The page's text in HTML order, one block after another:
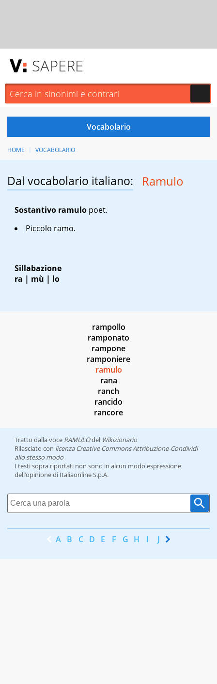
SAPERE
HOME VOCABOLARIO
Dal vocabolario italiano: Ramulo
Sostantivo ramulo poet.
Piccolo ramo.
Sillabazione
ra | mù | lo
rampollo
ramponato
rampone
ramponiere
ramulo
rana
ranch
rancido
rancore
Tratto dalla voce RAMULOdel Wikizionario
Rilasciato con licenza Creative Commons Attribuzione-Condividi
allo stesso modo
I testi sopra riportati non sono in alcun modo espressione
dell’opinione di Italiaonline S.p.A.
A B C D E F G H I J K